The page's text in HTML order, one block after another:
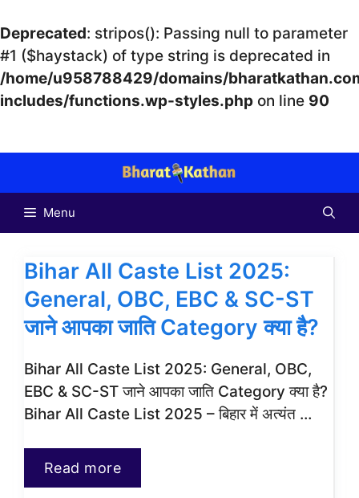
Deprecated: stripos(): Passing null to parameter
#1 ($haystack) of type string is deprecated in
/home/u958788429/domains/
includes/functions.wp-styles.php on line 90
contentMenu
Bihar All Caste List 2025:
General, OBC, EBC & SC-ST
जाने आपका जाति Category क्या है?
Bihar All Caste List 2025: General, OBC,
EBC & SC-ST जाने आपका जाति Category क्या है?
Bihar All Caste List 2025 – बिहार में अत्यंत …
Read more